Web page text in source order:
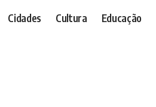
Cidades Cultura Educação